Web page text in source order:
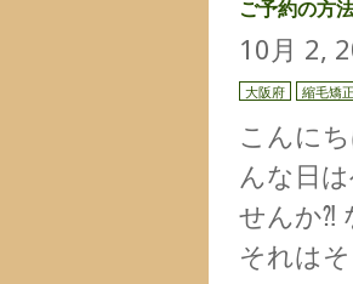
ご予約の方
10月 2,
大阪府 縮毛矯正
こんに
んな日
せんか⁈
それは